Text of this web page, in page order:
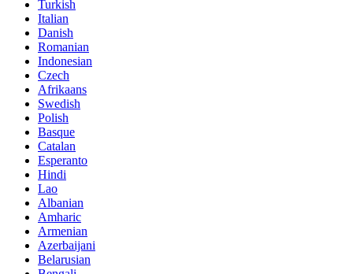
Turkish
Italian
Danish
Romanian
Indonesian
Czech
Afrikaans
Swedish
Polish
Basque
Catalan
Esperanto
Hindi
Lao
Albanian
Amharic
Armenian
Azerbaijani
Belarusian